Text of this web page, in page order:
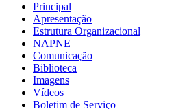
Principal
Apresentação
Estrutura Organizacional
NAPNE
Comunicação
Biblioteca
Imagens
Vídeos
Boletim de Serviço